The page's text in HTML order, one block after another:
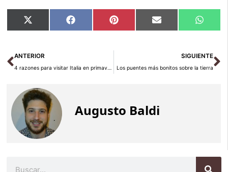
Compartir
en
X
(Twitter)
Compartir
en
Facebook Compartir
en
Pinterest Compartir
en
Email
en
Ant
ANTERIOR
4 razones para visitar Italia en primavera
SIGUIENTE
Los puentes más bonitos sobre la tierra
Augusto Baldi